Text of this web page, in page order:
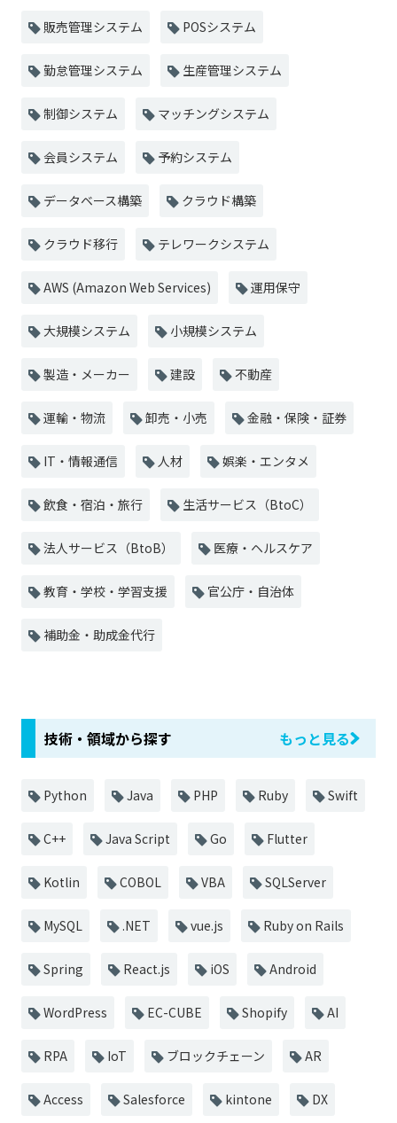
販売管理システム POSシステム
勤怠管理システム 生産管理システム
制御システム マッチングシステム
会員システム 予約システム
データベース構築 クラウド構築
クラウド移行 テレワークシステム
AWS (Amazon Web Services) 運用保守
大規模システム 小規模システム
製造・メーカー 建設 不動産
運輸・物流 卸売・小売 金融・保険・証券
IT・情報通信 人材 娯楽・エンタメ
飲食・宿泊・旅行 生活サービス（BtoC）
法人サービス（BtoB） 医療・ヘルスケア
教育・学校・学習支援 官公庁・自治体
補助金・助成金代行
技術・領域から探す もっと見る
Python Java PHP Ruby Swift
C++ Java Script Go Flutter
Kotlin COBOL VBA SQLServer
MySQL .NET vue.js Ruby on Rails
Spring React.js iOS Android
WordPress EC-CUBE Shopify AI
RPA IoT ブロックチェーン AR
Access Salesforce kintone DX